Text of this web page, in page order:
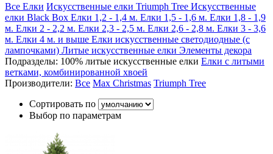
Все Елки Искусственные елки Triumph Tree Искусственные
елки Black Box Елки 1,2 - 1,4 м. Елки 1,5 - 1,6 м. Елки 1,8 - 1,9
м. Елки 2 - 2,2 м. Елки 2,3 - 2,5 м. Елки 2,6 - 2,8 м. Елки 3 - 3,6
м. Елки 4 м. и выше Елки искусственные светодиодные (с
лампочками) Литые искусственные елки Элементы декора
Подразделы: 100% литые искусственные елки Елки с литыми
ветками, комбинированной хвоей
Производители: Все Max Christmas Triumph Tree
Сортировать по
Выбор по параметрам